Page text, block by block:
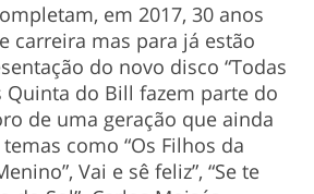
em 2017, 30 anos
carreira mas para já estão
do novo disco “Todas
Quinta do Bill fazem parte do
de uma geração que ainda
como “Os Filhos da
Vai e sê feliz”, “Se te